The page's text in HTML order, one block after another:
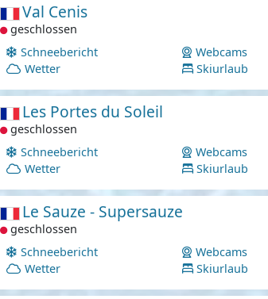
Val Cenis
geschlossen
Schneebericht
Wetter
Webcams
Skiurlaub
Les Portes du Soleil
geschlossen
Schneebericht
Wetter
Webcams
Skiurlaub
Le Sauze - Supersauze
geschlossen
Schneebericht
Wetter
Webcams
Skiurlaub